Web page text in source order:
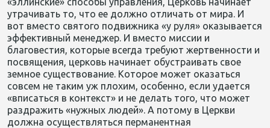
утрачивать то, что ее должно отличать от мира. И
вот вместо святого подвижника «у руля» оказывается
эффективный менеджер. И вместо миссии и
благовестия, которые всегда требуют жертвенности и
посвящения, церковь начинает обустраивать свое
земное существование. Которое может оказаться
совсем не таким уж плохим, особенно, если удается
«вписаться в контекст» и не делать того, что может
раздражить «нужных людей». А потому в Церкви
должна осуществляться перманентная